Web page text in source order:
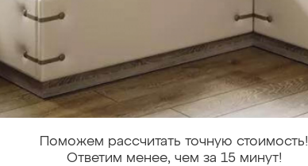
Поможем рассчитать точную стоимость!
Ответим менее, чем за 15 минут!